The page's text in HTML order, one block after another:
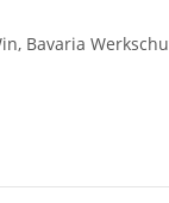
Bavaria